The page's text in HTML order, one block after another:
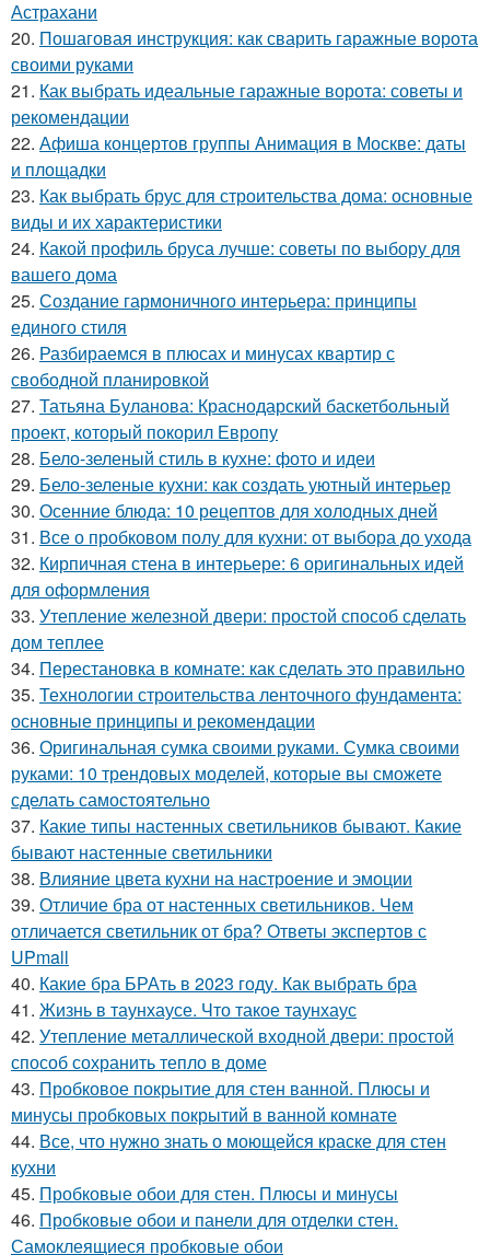
Астрахани
20. Пошаговая инструкция: как сварить гаражные ворота
своими руками
21. Как выбрать идеальные гаражные ворота: советы и
рекомендации
22. Афиша концертов группы Анимация в Москве: даты
и площадки
23. Как выбрать брус для строительства дома: основные
виды и их характеристики
24. Какой профиль бруса лучше: советы по выбору для
вашего дома
25. Создание гармоничного интерьера: принципы
единого стиля
26. Разбираемся в плюсах и минусах квартир с
свободной планировкой
27. Татьяна Буланова: Краснодарский баскетбольный
проект, который покорил Европу
28. Бело-зеленый стиль в кухне: фото и идеи
29. Бело-зеленые кухни: как создать уютный интерьер
30. Осенние блюда: 10 рецептов для холодных дней
31. Все о пробковом полу для кухни: от выбора до ухода
32. Кирпичная стена в интерьере: 6 оригинальных идей
для оформления
33. Утепление железной двери: простой способ сделать
дом теплее
34. Перестановка в комнате: как сделать это правильно
35. Технологии строительства ленточного фундамента:
основные принципы и рекомендации
36. Оригинальная сумка своими руками. Сумка своими
руками: 10 трендовых моделей, которые вы сможете
сделать самостоятельно
37. Какие типы настенных светильников бывают. Какие
бывают настенные светильники
38. Влияние цвета кухни на настроение и эмоции
39. Отличие бра от настенных светильников. Чем
отличается светильник от бра? Ответы экспертов с
UPmall
40. Какие бра БРАть в 2023 году. Как выбрать бра
41. Жизнь в таунхаусе. Что такое таунхаус
42. Утепление металлической входной двери: простой
способ сохранить тепло в доме
43. Пробковое покрытие для стен ванной. Плюсы и
минусы пробковых покрытий в ванной комнате
44. Все, что нужно знать о моющейся краске для стен
кухни
45. Пробковые обои для стен. Плюсы и минусы
46. Пробковые обои и панели для отделки стен.
Самоклеящиеся пробковые обои